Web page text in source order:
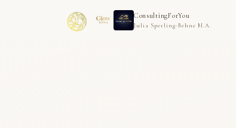
ConsultingForYou
Julia Sperling-Behne M.A.